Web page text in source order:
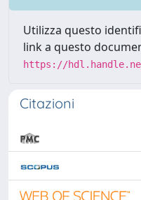
Utilizza questo
link a questo
https://
Citazioni